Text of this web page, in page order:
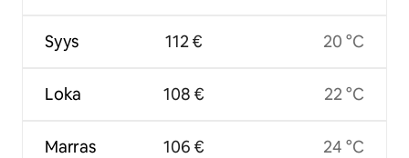
Syys
Loka
Marras
112 €
108 €
106 €
20 °C
22 °C
24 °C